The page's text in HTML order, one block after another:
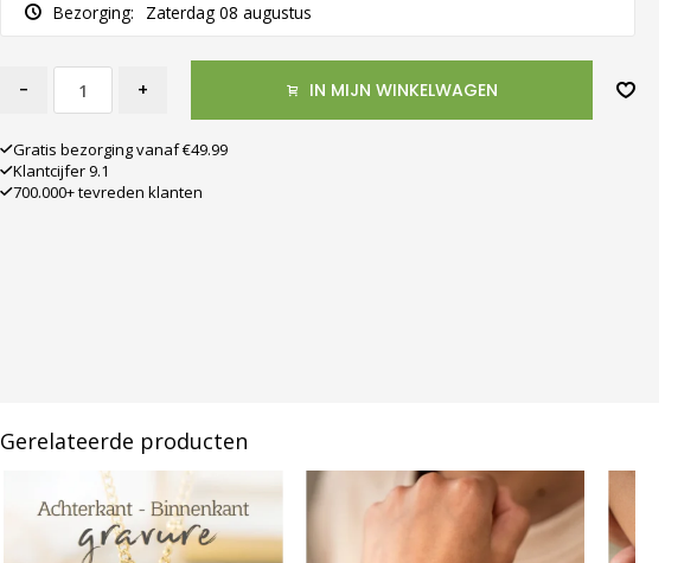
Bezorging: Zaterdag 08 augustus
- + IN MIJN WINKELWAGEN
Gratis bezorging vanaf €49.99
Klantcijfer 9.1
700.000+ tevreden klanten
Gerelateerde producten